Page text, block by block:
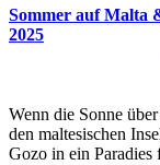
Sommer auf Malta
2025
Wenn die Sonne
den maltesischen
Gozo in ein